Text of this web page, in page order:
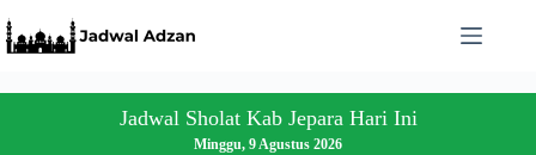
to
content
Jadwal Sholat Kab Jepara Hari Ini
Minggu, 9 Agustus 2026